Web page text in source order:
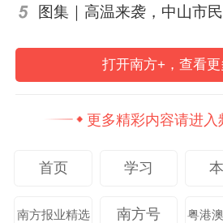
拉达沿崖壁设置，攀登者
瀑布溪降则将崖壁攀岩、
溪组合为一条约2至3小时
溪、五色湖皮划艇、桨板
打开南方+，查看
更多精彩内容请进入
首页 学习
南方报业精选 南方号 粤港